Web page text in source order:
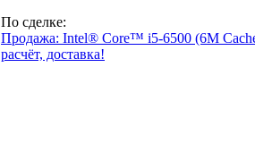
По сделке:
Продажа: Intel® Core™ i5-6500 (6M
расчёт, доставка!